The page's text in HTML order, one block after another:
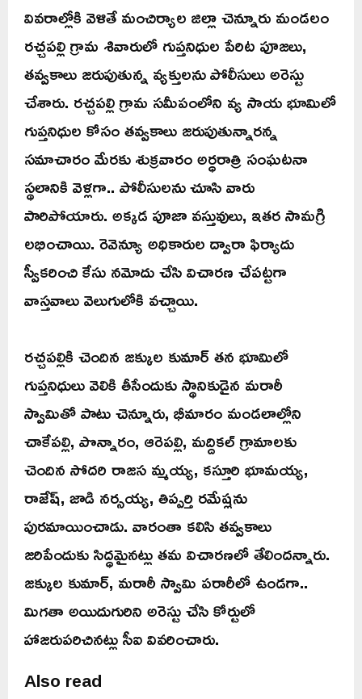
వివరాల్లోకి వెళితే మంచిర్యాల జిల్లా చెన్నూరు మండలం
రచ్చపల్లి గ్రామ శివారులో గుప్తనిధుల పేరిట పూజలు,
తవ్వకాలు జరుపుతున్న వ్యక్తులను పోలీసులు అరెస్టు
చేశారు. రచ్చపల్లి గ్రామ సమీపంలోని వ్య సాయ భూమిలో
గుప్తనిధుల కోసం తవ్వకాలు జరుపుతున్నారన్న
సమాచారం మేరకు శుక్రవారం అర్ధరాత్రి సంఘటనా
స్థలానికి వెళ్లగా.. పోలీసులను చూసి వారు
పారిపోయారు. అక్కడ పూజా వస్తువులు, ఇతర సామగ్రి
లభించాయి. రెవెన్యూ అధికారుల ద్వారా ఫిర్యాదు
స్వీకరించి కేసు నమోదు చేసి విచారణ చేపట్టగా
వాస్తవాలు వెలుగులోకి వచ్చాయి.
రచ్చపల్లికి చెందిన జక్కుల కుమార్ తన భూమిలో
గుప్తనిధులు వెలికి తీసేందుకు స్థానికుడైన మరాఠీ
స్వామితో పాటు చెన్నూరు, భీమారం మండలాల్లోని
చాకేపల్లి, పొన్నారం, ఆరెపల్లి, మద్దికల్ గ్రామాలకు
చెందిన సోదరి రాజస మ్మయ్య, కస్తూరి భూమయ్య,
రాజేష్, జాడి నర్సయ్య, తిప్పర్తి రమేష్లను
పురమాయించాడు. వారంతా కలిసి తవ్వకాలు
జరిపేందుకు సిద్ధమైనట్లు తమ విచారణలో తేలిందన్నారు.
జక్కుల కుమార్, మరాఠీ స్వామి పరారీలో ఉండగా..
మిగతా అయిదుగురిని అరెస్టు చేసి కోర్టులో
హాజరుపరిచినట్లు సీఐ వివరించారు.
Also read